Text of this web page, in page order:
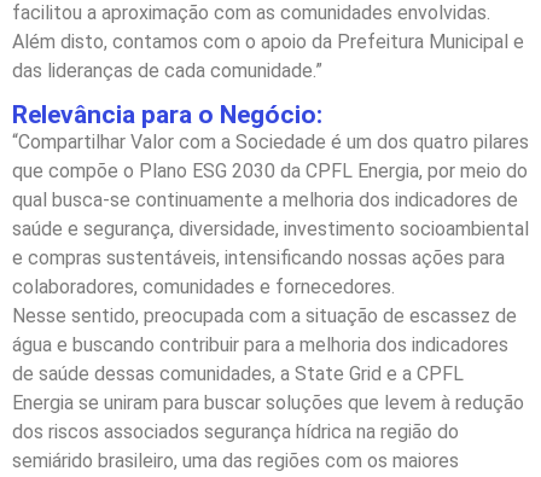
facilitou a aproximação com as comunidades envolvidas.
Além disto, contamos com o apoio da Prefeitura Municipal e
das lideranças de cada comunidade.”
Relevância para o Negócio:
“Compartilhar Valor com a Sociedade é um dos quatro pilares
que compõe o Plano ESG 2030 da CPFL Energia, por meio do
qual busca-se continuamente a melhoria dos indicadores de
saúde e segurança, diversidade, investimento socioambiental
e compras sustentáveis, intensificando nossas ações para
colaboradores, comunidades e fornecedores.
Nesse sentido, preocupada com a situação de escassez de
água e buscando contribuir para a melhoria dos indicadores
de saúde dessas comunidades, a State Grid e a CPFL
Energia se uniram para buscar soluções que levem à redução
dos riscos associados segurança hídrica na região do
semiárido brasileiro, uma das regiões com os maiores